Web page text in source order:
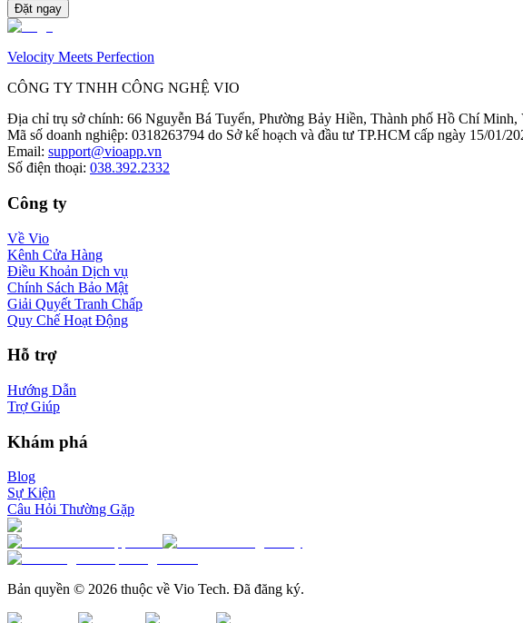
Đặt ngay
Velocity Meets Perfection
CÔNG TY TNHH CÔNG NGHỆ VIO
Địa chỉ trụ sở chính: 66 Nguyễn Bá Tuyển, Phường Bảy Hiền, Thành phố Hồ Chí Minh,
Mã số doanh nghiệp: 0318263794 do Sở kế hoạch và đầu tư TP.HCM cấp ngày 15/01/
Email: support@vioapp.vn
Số điện thoại: 038.392.2332
Công ty
Về Vio
Kênh Cửa Hàng
Điều Khoản Dịch vụ
Chính Sách Bảo Mật
Giải Quyết Tranh Chấp
Quy Chế Hoạt Động
Hỗ trợ
Hướng Dẫn
Trợ Giúp
Khám phá
Blog
Sự Kiện
Câu Hỏi Thường Gặp
Bản quyền © 2026 thuộc về Vio Tech. Đã đăng ký.